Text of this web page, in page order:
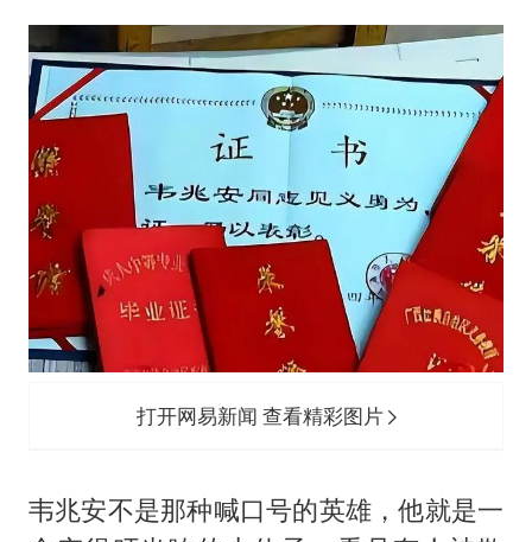
打开网易新闻 查看精彩图片
韦兆安不是那种喊口号的英雄，他就是一